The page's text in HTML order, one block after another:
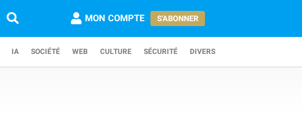
MON COMPTE S'ABONNER
IA SOCIÉTÉ WEB CULTURE SÉCURITÉ DIVERS